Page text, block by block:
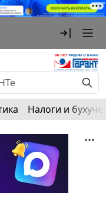
Налоги и